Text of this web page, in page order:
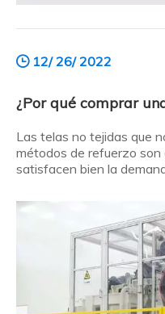
12/ 26/ 2022
¿Por qué comprar
Las telas no tejidas que
métodos de refuerzo son
satisfacen bien la
productos no tejidos
procesamiento de alta
consumidores compran